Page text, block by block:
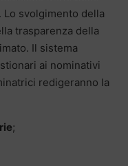
Lo svolgimento della
trasparenza della
Il sistema
ai nominativi
redigeranno la
;